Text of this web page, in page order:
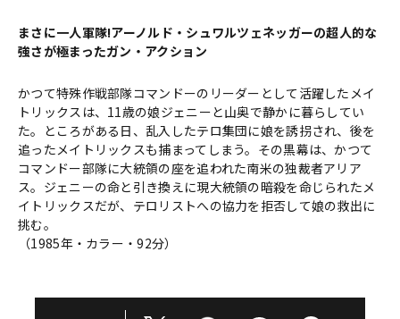
まさに一人軍隊!アーノルド・シュワルツェネッガーの超人的な
強さが極まったガン・アクション
かつて特殊作戦部隊コマンドーのリーダーとして活躍したメイ
トリックスは、11歳の娘ジェニーと山奥で静かに暮らしてい
た。ところがある日、乱入したテロ集団に娘を誘拐され、後を
追ったメイトリックスも捕まってしまう。その黒幕は、かつて
コマンドー部隊に大統領の座を追われた南米の独裁者アリア
ス。ジェニーの命と引き換えに現大統領の暗殺を命じられたメ
イトリックスだが、テロリストへの協力を拒否して娘の救出に
挑む。
（1985年・カラー・92分）